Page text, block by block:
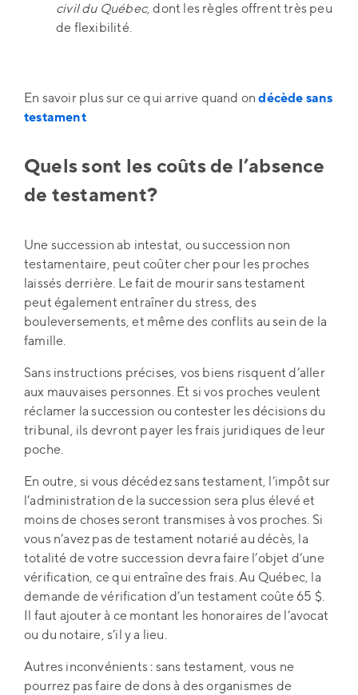
civil du Québec, dont les règles offrent très peu
de flexibilité.
En savoir plus sur ce qui arrive quand ondécède sans
testament
Quels sont les coûts de l’absence
de testament?
Une succession ab intestat, ou succession non
testamentaire, peut coûter cher pour les proches
laissés derrière. Le fait de mourir sans testament
peut également entraîner du stress, des
bouleversements, et même des conflits au sein de la
famille.
Sans instructions précises, vos biens risquent d’aller
aux mauvaises personnes. Et si vos proches veulent
réclamer la succession ou contester les décisions du
tribunal, ils devront payer les frais juridiques de leur
poche.
En outre, si vous décédez sans testament, l’impôt sur
l’administration de la succession sera plus élevé et
moins de choses seront transmises à vos proches. Si
vous n’avez pas de testament notarié au décès, la
totalité de votre succession devra faire l’objet d’une
vérification, ce qui entraîne des frais. Au Québec, la
demande de vérification d’un testament coûte 65 $.
Il faut ajouter à ce montant les honoraires de l’avocat
ou du notaire, s’il y a lieu.
Autres inconvénients : sans testament, vous ne
pourrez pas faire de dons à des organismes de